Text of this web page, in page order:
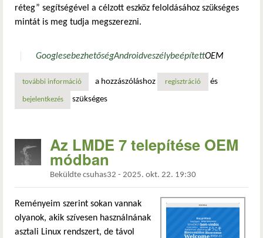
réteg” segítségével a célzott eszköz feloldásához szükséges
mintát is meg tudja megszerezni.
GooglesebezhetőségAndroidveszélybeépítettOEM
további információváltságdíjat követel az eszköz feloldásáért egy új
a hozzászóláshoz regisztráció és
bejelentkezés szükséges
Az LMDE 7 telepítése OEM
módban
Beküldte csuhas32 - 2025. okt. 22. 19:30
Reményeim szerint sokan vannak
olyanok, akik szívesen használnának
asztali Linux rendszert, de távol